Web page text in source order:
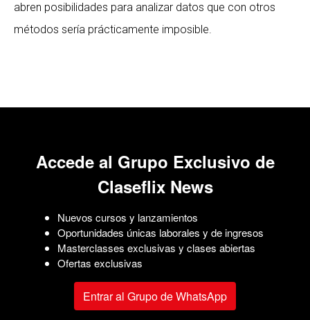
abren posibilidades para analizar datos que con otros
métodos sería prácticamente imposible.
Accede al Grupo Exclusivo de
Claseflix News
Nuevos cursos y lanzamientos
Oportunidades únicas laborales y de ingresos
Masterclasses exclusivas y clases abiertas
Ofertas exclusivas
Entrar al Grupo de WhatsApp